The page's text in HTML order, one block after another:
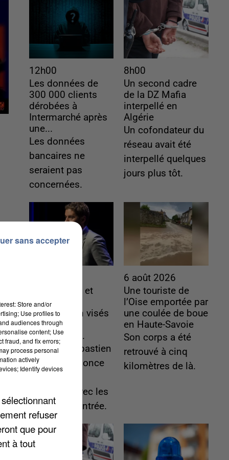
12h00
Les données de
300 000 clients
dérobées à
Intermarché après
une...
Les données
bancaires ne
seraient pas
concernées.
8h00
Un second cadre
de la DZ Mafia
interpellé en
Algérie
Un cofondateur du
réseau avait été
interpellé quelques
jours plus tôt.
Gabriel Attal et
Raphaël
Glucksmann visés
par des
ingérences...
Sollicité, Sébastien
Lecornu annonce
commun" avec les
partis à la rentrée.
6 août 2026
Une touriste de
l’Oise emportée par
une coulée de boue
en Haute-Savoie
Son corps a été
retrouvé à cinq
kilomètres de là.
Store and/or
Use profiles to
audiences through
content; Use
fraud, and fix errors;
process personal
actively
Identify devices
refuser
que pour
à tout
sans accepter